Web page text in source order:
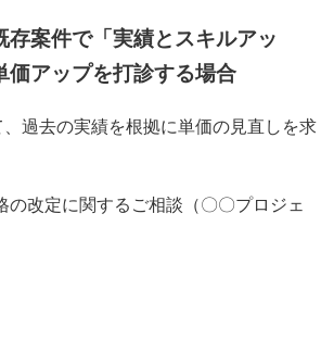
案件で「実績とスキルアッ
価アップを打診する場合
過去の実績を根拠に単価の見直しを求
の改定に関するご相談（〇〇プロジェ